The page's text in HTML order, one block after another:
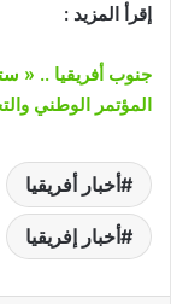
إقرأ المزيد :
جنوب أفريقيا .. «
المؤتمر الوطني
أخبار أفريقيا
أخبار إفريقيا